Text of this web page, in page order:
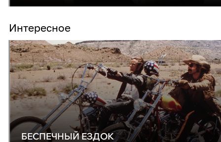
Интересное
БЕСПЕЧНЫЙ ЕЗДОК